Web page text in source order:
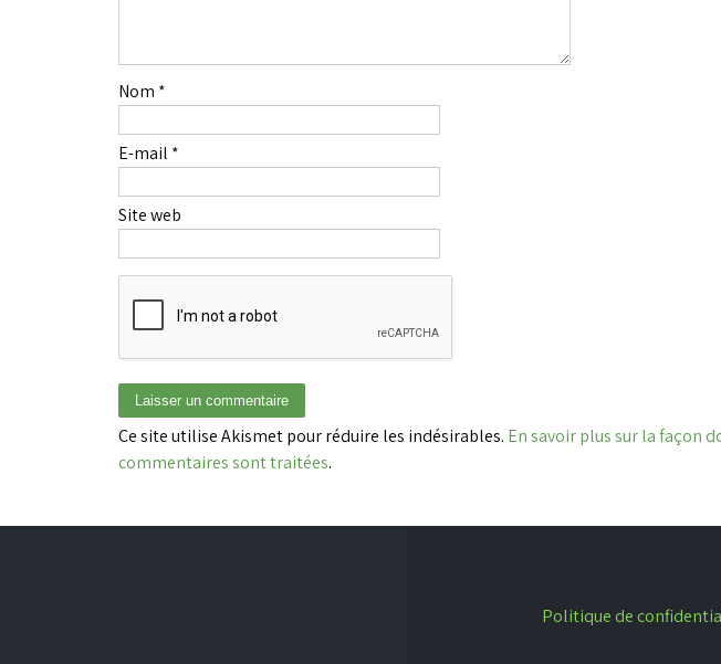
Nom *
E-mail *
Site web
Ce site utilise Akismet pour réduire les indésirables. En savoir plus sur la façon
commentaires sont traitées.
Politique de